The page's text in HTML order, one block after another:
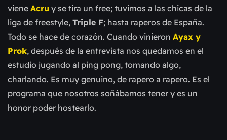
viene Acru y se tira un free; tuvimos a las chicas de la
liga de freestyle, Triple F; hasta raperos de España.
Todo se hace de corazón. Cuando vinieron Ayax y
Prok, después de la entrevista nos quedamos en el
estudio jugando al ping pong, tomando algo,
charlando. Es muy genuino, de rapero a rapero. Es el
programa que nosotros soñábamos tener y es un
honor poder hostearlo.